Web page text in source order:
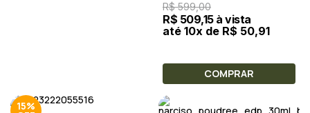
R$ 599,00
R$ 509,15 à vista
até 10x de R$ 50,91
COMPRAR
15%